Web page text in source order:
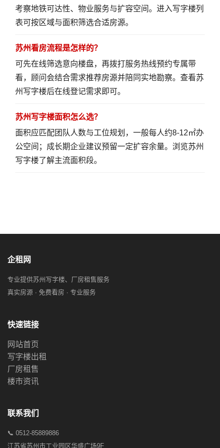
考察地铁可达性、物业服务与扩容空间。 进入写字楼列
表可按区域与面积筛选合适房源。
苏州看房流程是怎样的？
可先在线筛选意向楼盘，再拨打服务热线预约专属带
看，顾问会结合需求推荐房源并陪同实地勘察。 查看苏
州写字楼后在线登记需求即可。
苏州写字楼面积怎么选？
面积应匹配团队人数与工位规划，一般每人约8-12㎡办
公空间；成长期企业建议预留一定扩容余量。 浏览苏州
写字楼了解主流面积段。
企租网
专业提供苏州写字楼、厂房租售服务
真实房源 · 免费看房 · 专业服务
快速链接
网站首页
写字楼出租
厂房租售
楼市资讯
联系我们
📞 0512-85889886
江苏省苏州市工业园区华盛广场9F